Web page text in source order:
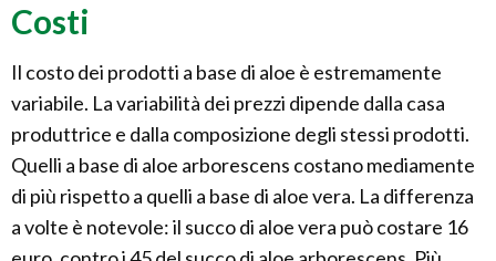
Costi
Il costo dei prodotti a base di aloe è estremamente
variabile. La variabilità dei prezzi dipende dalla casa
produttrice e dalla composizione degli stessi prodotti.
Quelli a base di aloe arborescens costano mediamente
di più rispetto a quelli a base di aloe vera. La differenza
a volte è notevole: il succo di aloe vera può costare 16